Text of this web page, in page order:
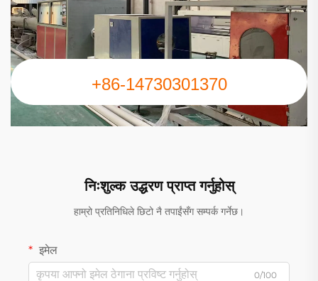
+86-14730301370
निःशुल्क उद्धरण प्राप्त गर्नुहोस्
हाम्रो प्रतिनिधिले छिटो नै तपाईंसँग सम्पर्क गर्नेछ।
इमेल
0/100